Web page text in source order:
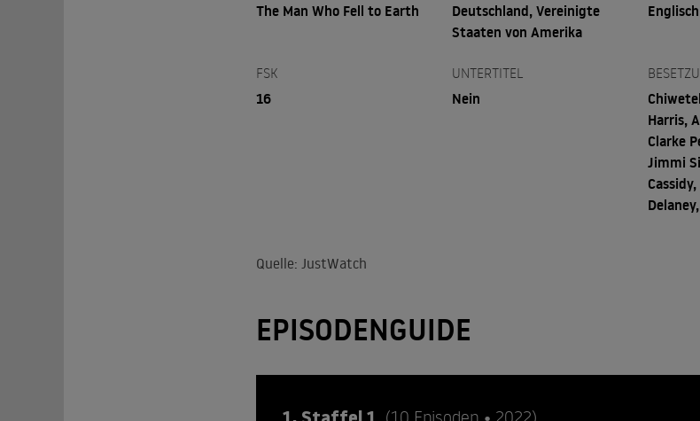
The Man Who Fell to Earth
Deutschland, Vereinigte
Staaten von Amerika
Englisch
FSK
16
UNTERTITEL
Nein
Harris,
Clarke
Jimmi
Quelle: JustWatch
EPISODENGUIDE